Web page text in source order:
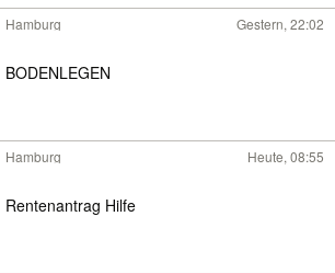
Hamburg Gestern, 22:02
BODENLEGEN
Hamburg Heute, 08:55
Rentenantrag Hilfe